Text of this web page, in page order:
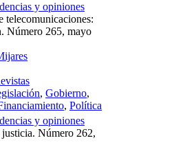
y opiniones
telecomunicaciones:
Número 265, mayo
, Gobierno,
, Política
y opiniones
justicia. Número 262,